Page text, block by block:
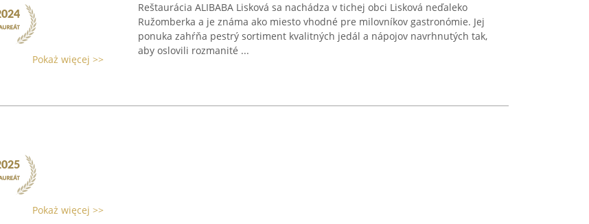
Pokaż więcej >>
Reštaurácia ALIBABA Lisková sa nachádza v tichej obci Lisková neďaleko
Ružomberka a je známa ako miesto vhodné pre milovníkov gastronómie. Jej
ponuka zahŕňa pestrý sortiment kvalitných jedál a nápojov navrhnutých tak,
aby oslovili rozmanité ...
Pokaż więcej >>